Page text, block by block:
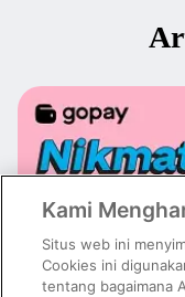
Kami
Situs web ini
Cookies ini
tentang bagaimana